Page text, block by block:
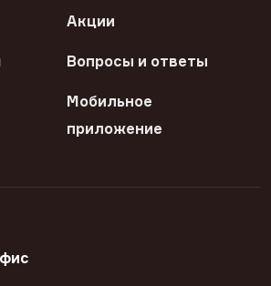
Акции
Вопросы и ответы
Мобильное
приложение